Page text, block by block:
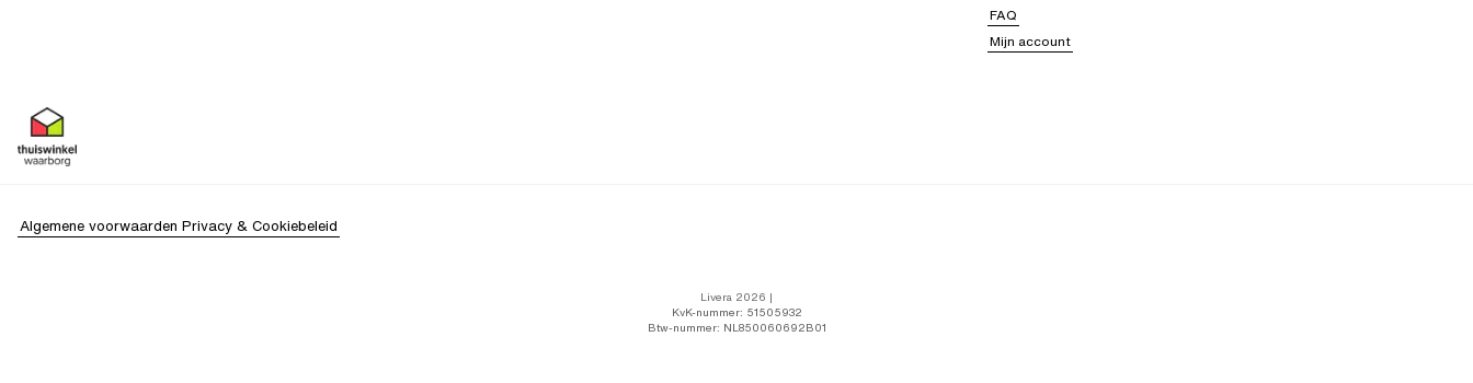
FAQ
Mijn account
Algemene voorwaarden Privacy & Cookiebeleid
Livera 2026 |
KvK-nummer: 51505932
Btw-nummer: NL850060692B01